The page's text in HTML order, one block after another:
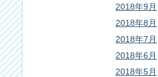
2018年9月
2018年8月
2018年7月
2018年6月
2018年5月